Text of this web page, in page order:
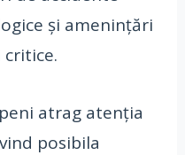
și amenințări
atrag atenția
posibila